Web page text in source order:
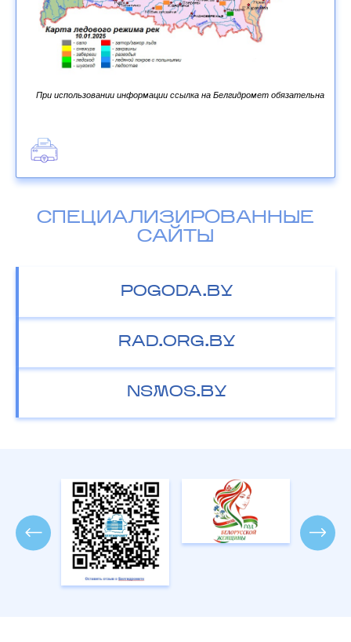
При использовании информации ссылка на Белгидромет обязательна
СПЕЦИАЛИЗИРОВАННЫЕ
САЙТЫ
POGODA.BY
RAD.ORG.BY
NSMOS.BY